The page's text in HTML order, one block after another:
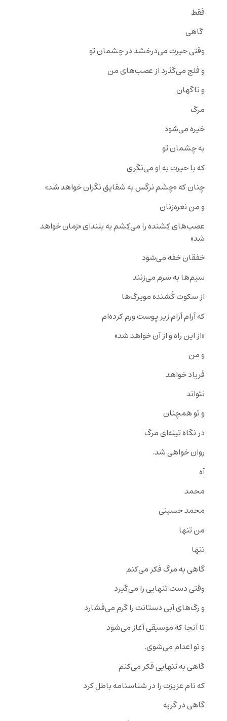
فقط
گاهی
وقتی حیرت می‌درخشد در چشمان تو
و فلج می‌گذرد از عصب‌های من
و ناگهان
مرگ
خیره می‌شود
به چشمان تو
که با حیرت به او می‌نگری
چنان که «چشم نرگس به شقایق نگران خواهد شد»
و من نعره‌زنان
عصب‌های کِشنده را می‌کِشم به بلندای «زمان خواهد
شد»
خفقان خفه می‌شود
سیم‌ها به سرم می‌زنند
از سکوت کُشنده مویرگ‌ها
که آرام آرام زیر پوست ورم کرده‌ام
«از این راه و از آن خواهد شد»
و من
فریاد خواهد
نتواند
و تو همچنان
در نگاه تیله‌ای مرگ
روان خواهی شد.
آه
محمد
محمد حسینی
من تنها
تنها
گاهی به مرگ فکر می‌کنم
وقتی دست تنهایی را می‌گیرد
و رگ‌های آبی دستانت را گرم می‌فشارد
تا آنجا که موسیقی آغاز می‌شود
و تو اعدام می‌شوی.
گاهی به تنهایی فکر می‌کنم
که نام عزیزت را در شناسنامه باطل کرد
گاهی در گریه